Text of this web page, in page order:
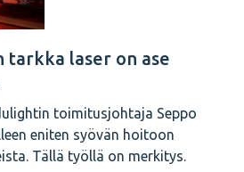
tarkka laser on ase
toimitusjohtaja Seppo
eniten syövän hoitoon
Tällä työllä on merkitys.